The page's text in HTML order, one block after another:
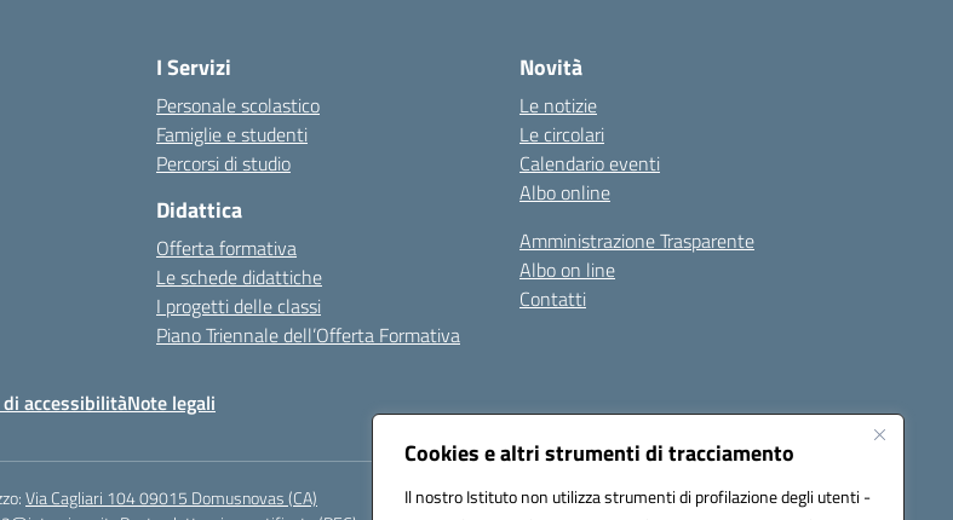
Cookies e altri strumenti di tracciamento
Il nostro Istituto non utilizza strumenti di profilazione degli utenti -
I Servizi
Personale scolastico
Famiglie e studenti
Percorsi di studio
Didattica
Offerta formativa
Le schede didattiche
I progetti delle classi
Piano Triennale dell’Offerta Formativa
Novità
Le notizie
Le circolari
Calendario eventi
Albo online
Amministrazione Trasparente
Albo on line
Contatti
accessibilitàNote legali
Via Cagliari 104 09015 Domusnovas (CA)